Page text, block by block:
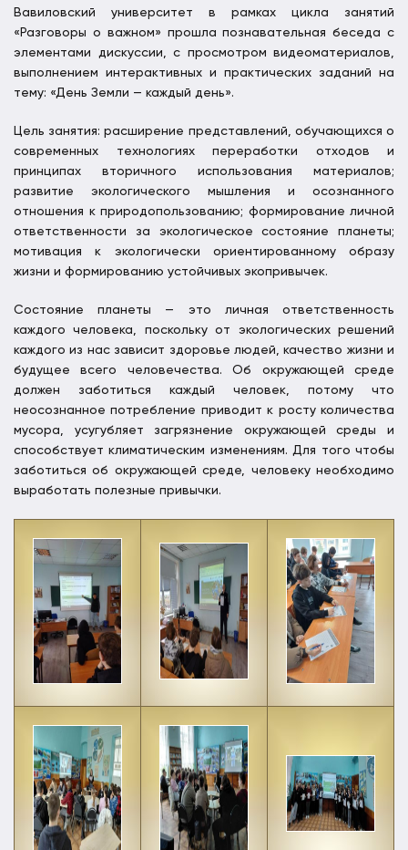
Вавиловский университет в рамках цикла занятий
«Разговоры о важном» прошла познавательная беседа с
элементами дискуссии, с просмотром видеоматериалов,
выполнением интерактивных и практических заданий на
тему: «День Земли — каждый день».
Цель занятия: расширение представлений, обучающихся о
современных технологиях переработки отходов и
принципах вторичного использования материалов;
развитие экологического мышления и осознанного
отношения к природопользованию; формирование личной
ответственности за экологическое состояние планеты;
мотивация к экологически ориентированному образу
жизни и формированию устойчивых экопривычек.
Состояние планеты — это личная ответственность
каждого человека, поскольку от экологических решений
каждого из нас зависит здоровье людей, качество жизни и
будущее всего человечества. Об окружающей среде
должен заботиться каждый человек, потому что
неосознанное потребление приводит к росту количества
мусора, усугубляет загрязнение окружающей среды и
способствует климатическим изменениям. Для того чтобы
заботиться об окружающей среде, человеку необходимо
выработать полезные привычки.